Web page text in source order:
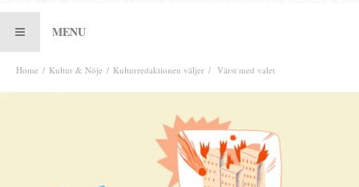
MENU
Home Kultur & Nöje Kulturredaktionen väljer Värst med valet